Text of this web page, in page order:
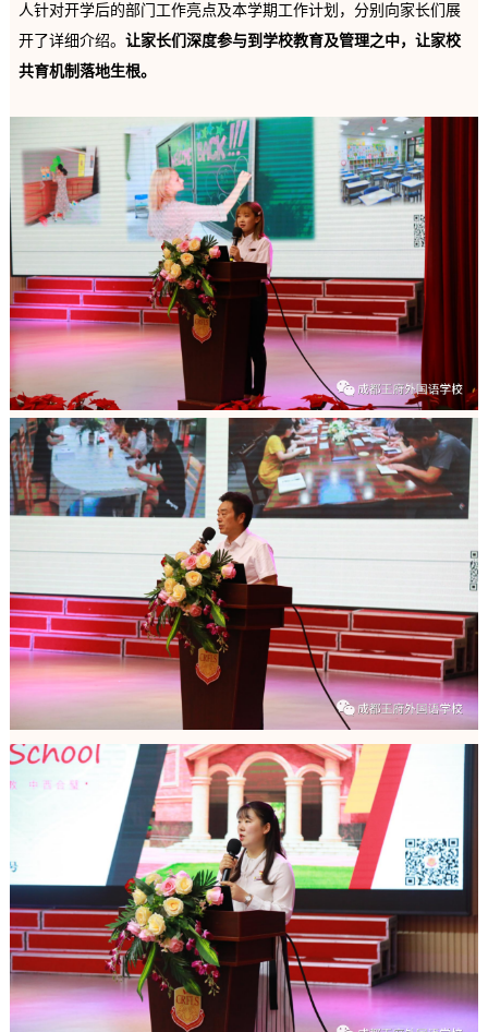
人针对开学后的部门工作亮点及本学期工作计划，分别向家长们展
开了详细介绍。 让家长们深度参与到学校教育及管理之中，让家校
共育机制落地生根。